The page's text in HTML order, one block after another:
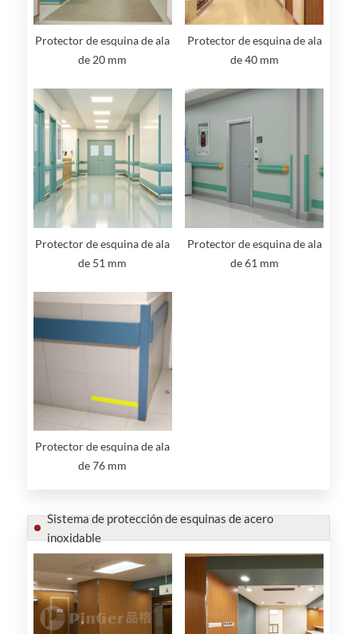
Protector de esquina de ala
de 20 mm
Protector de esquina de ala
de 40 mm
Protector de esquina de ala
de 51 mm
Protector de esquina de ala
de 61 mm
Protector de esquina de ala
de 76 mm
Sistema de protección de esquinas de acero
inoxidable